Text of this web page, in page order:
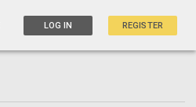
LOG IN REGISTER